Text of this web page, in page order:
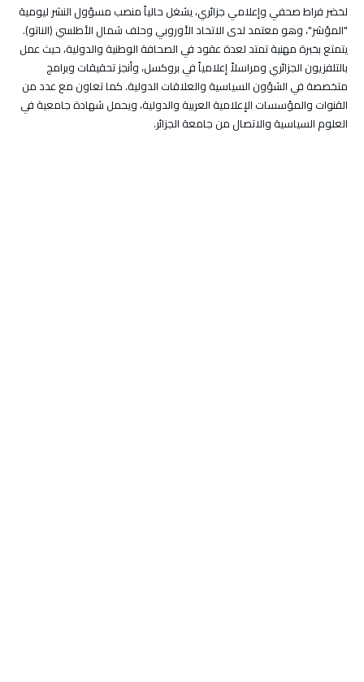
لخضر فراط صحفي وإعلامي جزائري، يشغل حالياً منصب مسؤول النشر ليومية
"المؤشر"، وهو معتمد لدى الاتحاد الأوروبي وحلف شمال الأطلسي (الناتو).
يتمتع بخبرة مهنية تمتد لعدة عقود في الصحافة الوطنية والدولية، حيث عمل
بالتلفزيون الجزائري ومراسلاً إعلامياً في بروكسل، وأنجز تحقيقات وبرامج
متخصصة في الشؤون السياسية والعلاقات الدولية. كما تعاون مع عدد من
القنوات والمؤسسات الإعلامية العربية والدولية، ويحمل شهادة جامعية في
العلوم السياسية والاتصال من جامعة الجزائر.